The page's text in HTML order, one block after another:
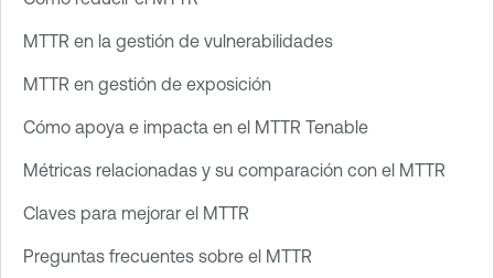
MTTR en la gestión de vulnerabilidades
MTTR en gestión de exposición
Cómo apoya e impacta en el MTTR Tenable
Métricas relacionadas y su comparación con el MTTR
Claves para mejorar el MTTR
Preguntas frecuentes sobre el MTTR